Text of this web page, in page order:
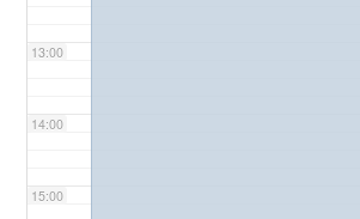
13:00
14:00
15:00